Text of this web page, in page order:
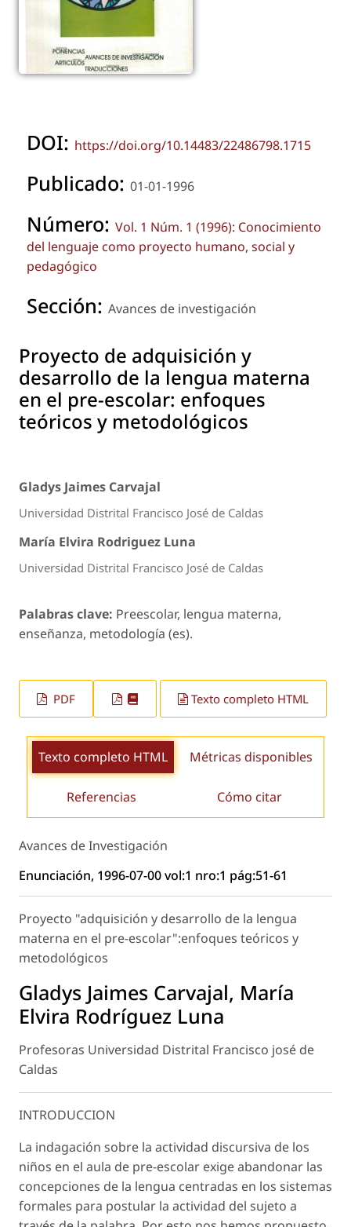
DOI: https://doi.org/10.14483/22486798.1715
Publicado: 01-01-1996
Número: Vol. 1 Núm. 1 (1996): Conocimiento
del lenguaje como proyecto humano, social y
pedagógico
Sección: Avances de investigación
Proyecto de adquisición y
desarrollo de la lengua materna
en el pre-escolar: enfoques
teóricos y metodológicos
Gladys Jaimes Carvajal
Universidad Distrital Francisco José de Caldas
María Elvira Rodriguez Luna
Universidad Distrital Francisco José de Caldas
Palabras clave: Preescolar, lengua materna,
enseñanza, metodología (es).
PDF Texto completo HTML
Texto completo HTML Métricas disponibles
Referencias Cómo citar
Avances de Investigación
Enunciación, 1996-07-00 vol:1 nro:1 pág:51-61
Proyecto "adquisición y desarrollo de la lengua
materna en el pre-escolar":enfoques teóricos y
metodológicos
Gladys Jaimes Carvajal, María
Elvira Rodríguez Luna
Profesoras Universidad Distrital Francisco josé de
Caldas
INTRODUCCION
La indagación sobre la actividad discursiva de los
niños en el aula de pre-escolar exige abandonar las
concepciones de la lengua centradas en los sistemas
formales para postular la actividad del sujeto a